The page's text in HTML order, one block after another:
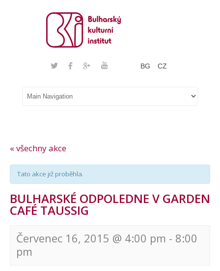
BG CZ
« všechny akce
Tato akce již proběhla.
BULHARSKÉ ODPOLEDNE V GARDEN
CAFÉ TAUSSIG
Červenec 16, 2015 @ 4:00 pm - 8:00
pm